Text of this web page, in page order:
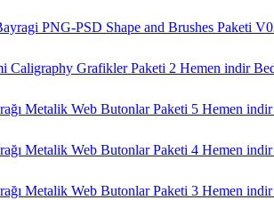
PNG-PSD Shape and Brushes Paketi
Caligraphy Grafikler Paketi 2 Hemen indir
Metalik Web Butonlar Paketi 5 Hemen
Metalik Web Butonlar Paketi 4 Hemen
Metalik Web Butonlar Paketi 3 Hemen